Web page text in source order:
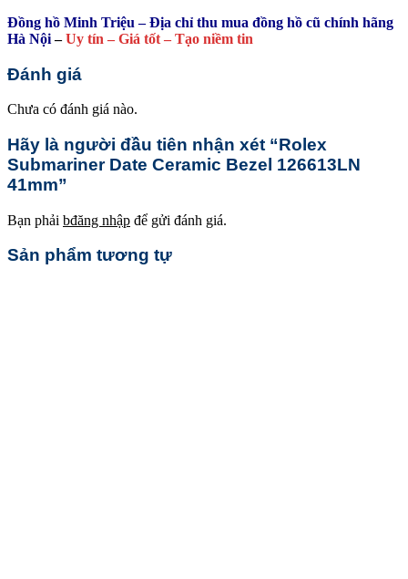
Đồng hồ Minh Triệu – Địa chỉ thu mua đồng hồ cũ chính hãng
Hà Nội–Uy tín – Giá tốt – Tạo niềm tin
Đánh giá
Chưa có đánh giá nào.
Hãy là người đầu tiên nhận xét “Rolex
Submariner Date Ceramic Bezel 126613LN
41mm”
Bạn phải bđăng nhập để gửi đánh giá.
Sản phẩm tương tự